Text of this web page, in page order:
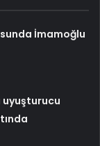
İmamoğlu
uyuşturucu